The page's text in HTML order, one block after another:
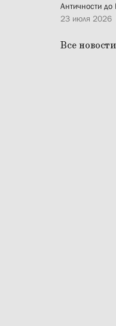
Античности
23 июля 2026
Все новости